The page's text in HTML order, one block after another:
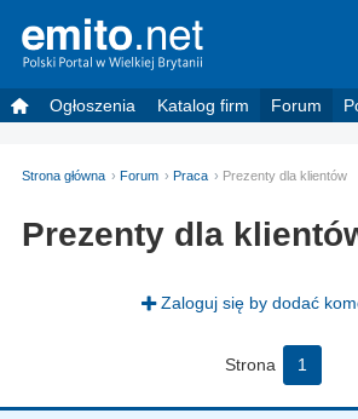
Ogłoszenia Katalog firm Forum
Strona główna Forum Praca Prezenty dla klientów
Prezenty dla
Zaloguj się by dodać
Strona 1